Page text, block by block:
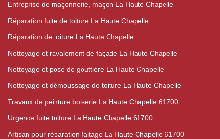
Entreprise de maçonnerie, maçon La Haute Chapelle
Réparation fuite de toiture La Haute Chapelle
Réparation de toiture La Haute Chapelle
Nettoyage et ravalement de façade La Haute Chapelle
Nettoyage et pose de gouttière La Haute Chapelle
Nettoyage et démoussage de toiture La Haute Chapelle
Travaux de peinture boiserie La Haute Chapelle 61700
Urgence fuite toiture La Haute Chapelle 61700
Artisan pour réparation faitage La Haute Chapelle 61700